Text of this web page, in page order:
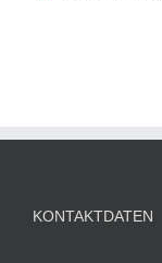
KONTAKTDATEN